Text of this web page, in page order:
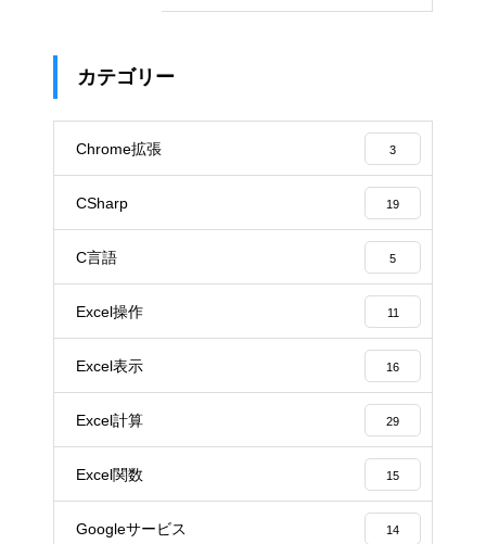
カテゴリー
Chrome拡張 3
CSharp 19
C言語 5
Excel操作 11
Excel表示 16
Excel計算 29
Excel関数 15
Googleサービス 14